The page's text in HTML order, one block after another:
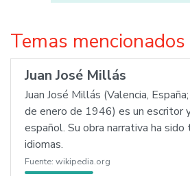
Temas mencionados
Juan José Millás
Juan José Millás (Valencia,
de enero de 1946) es un escritor
español. Su obra narrativa ha sido
idiomas.
Fuente: wikipedia.org